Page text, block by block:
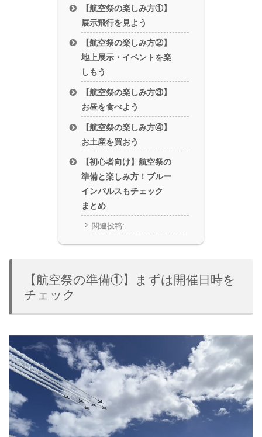
【航空祭の楽しみ方①】
展示飛行を見よう
【航空祭の楽しみ方②】
地上展示・イベントを楽
しもう
【航空祭の楽しみ方③】
お昼を食べよう
【航空祭の楽しみ方④】
お土産を買おう
【初心者向け】航空祭の
準備と楽しみ方！ブルー
インパルスもチェック
まとめ
関連投稿:
【航空祭の準備①】まずは開催日時を
チェック